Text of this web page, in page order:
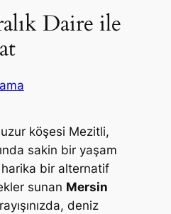
Daire ile
köşesi Mezitli,
sakin bir yaşam
bir alternatif
sunan Mersin
deniz